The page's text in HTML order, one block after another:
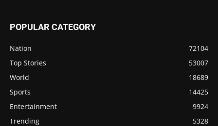
POPULAR CATEGORY
Nation
72104
Top Stories
53007
World
18689
Sports
14425
Entertainment
9924
Trending
5328